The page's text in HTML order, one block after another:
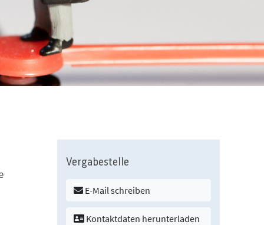
Vergabestelle
E-Mail schreiben
Kontaktdaten herunterladen